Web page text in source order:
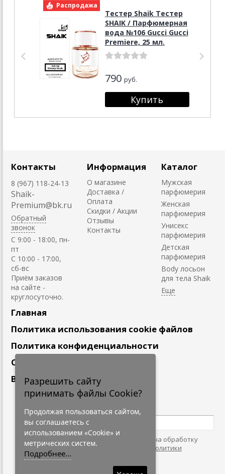
Распродажа
Тестер Shaik Тестер
SHAIK / Парфюмерная
вода №106 Gucci Gucci
Premiere, 25 мл.
790 руб.
Контакты
8 (967) 118-24-13
Shaik-
Premium@bk.ru
Обратный
звонок
C 9:00 - 18:00, пн-
пт
С 10:00 - 17:00,
сб-вс
Приём заказов
на сайте -
круглосуточно.
Информация
О магазине
Доставка /
Оплата
Скидки / Акции
Отзывы
Контакты
Каталог
Мужская
парфюмерия
Женская
парфюмерия
Унисекс
парфюмерия
Детская
парфюмерия
Body лосьон
для тела Shaik
Главная
Политика использования cookie файлов
Политика конфиденциальности
Сотрудничество
Вакансии
Подпишитесь
Нажимая на кнопку, я даю согласие на обработку
персональных данных. С условиями
"Политики
Конфидециальности"
Разрешить сайту
принимать файлы Cookie?
Продолжая пользоваться сайтом,
вы соглашаетесь с
использованием «Cookie» и
метрических систем.
Подробнее...